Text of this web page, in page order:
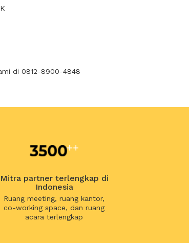
di 0812-8900-4848
Mitra partner terlengkap di
Indonesia
Ruang meeting, ruang kantor,
co-working space, dan ruang
acara terlengkap